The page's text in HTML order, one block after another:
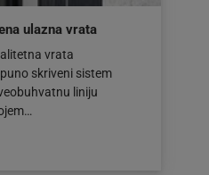
ulazna vrata
vrata
skriveni sistem
liniju